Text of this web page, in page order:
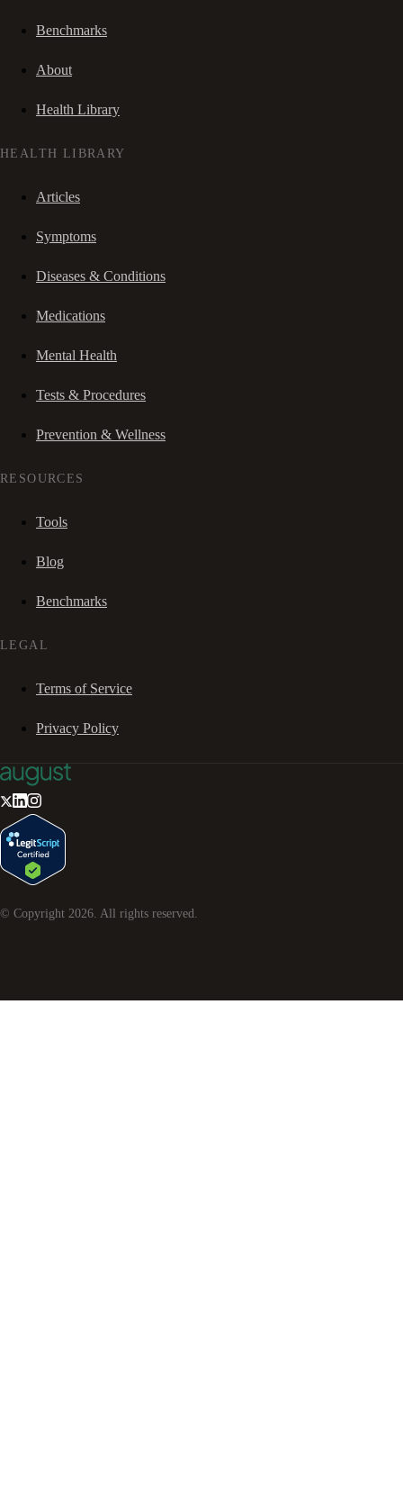
Benchmarks
About
Health Library
HEALTH LIBRARY
Articles
Symptoms
Diseases & Conditions
Medications
Mental Health
Tests & Procedures
Prevention & Wellness
RESOURCES
Tools
Blog
Benchmarks
LEGAL
Terms of Service
Privacy Policy
© Copyright 2026 . All rights reserved.